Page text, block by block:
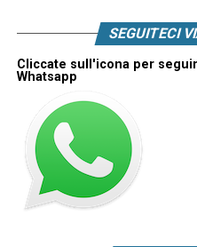
SEGUITECI
Cliccate sull'icona per
Whatsapp